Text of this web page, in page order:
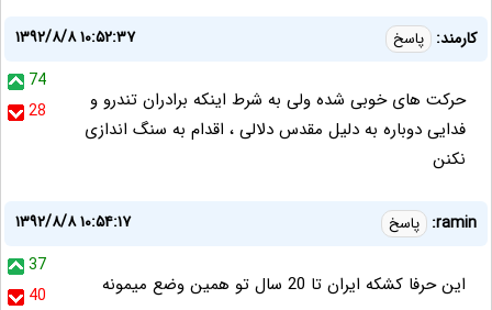
کارمند: پاسخ
۱۳۹۲/۸/۸ ۱۰:۵۲:۳۷
74
28
حرکت های خوبی شده ولی به شرط اینکه برادران تندرو و
فدایی دوباره به دلیل مقدس دلالی ، اقدام به سنگ اندازی
نکنن
ramin: پاسخ
۱۳۹۲/۸/۸ ۱۰:۵۴:۱۷
37
40
اين حرفا كشكه ايران تا 20 سال تو همين وضع ميمونه